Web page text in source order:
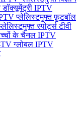
डॉक्यूमेंट्री IPTV
प्लेलिस्टमुफ्त फ़ुटबॉल
मुफ्त स्पोर्ट्स टीवी
के चैनल IPTV
TV ग्लोबल IPTV